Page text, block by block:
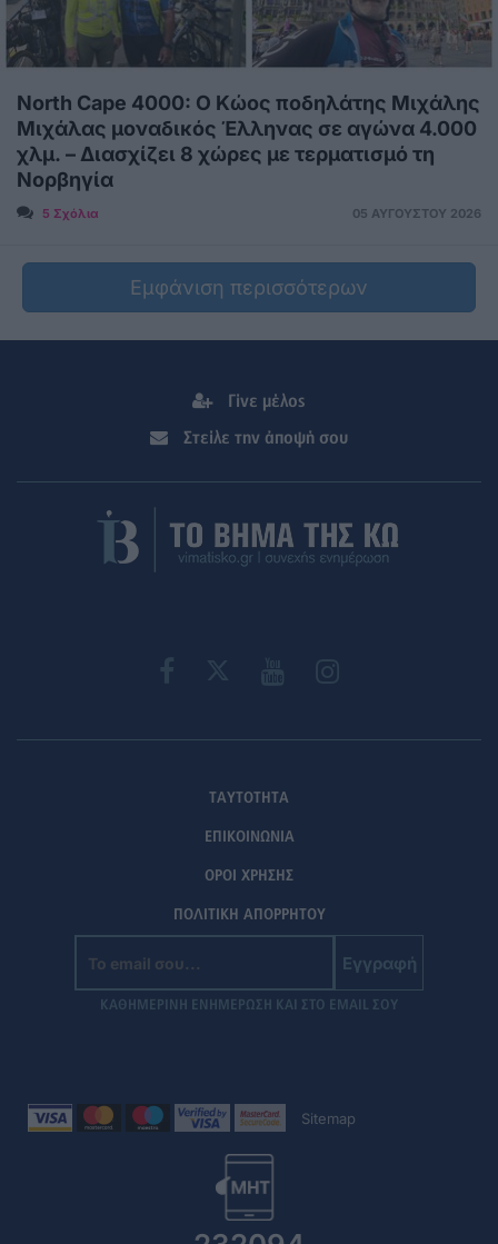
North Cape 4000: Ο Κώος ποδηλάτης Μιχάλης
Μιχάλας μοναδικός Έλληνας σε αγώνα 4.000
χλμ. – Διασχίζει 8 χώρες με τερματισμό τη
Νορβηγία
05 ΑΥΓΟΎΣΤΟΥ 2026
5 Σχόλια
Εμφάνιση περισσότερων
Γίνε μέλος
Στείλε την άποψή σου
ΤΑΥΤΟΤΗΤΑ
ΕΠΙΚΟΙΝΩΝΙΑ
ΟΡΟΙ ΧΡΗΣΗΣ
ΠΟΛΙΤΙΚΗ ΑΠΟΡΡΗΤΟΥ
Εγγραφή
ΚΑΘΗΜΕΡΙΝΗ ΕΝΗΜΕΡΩΣΗ ΚΑΙ ΣΤΟ EMAIL ΣΟΥ
Sitemap